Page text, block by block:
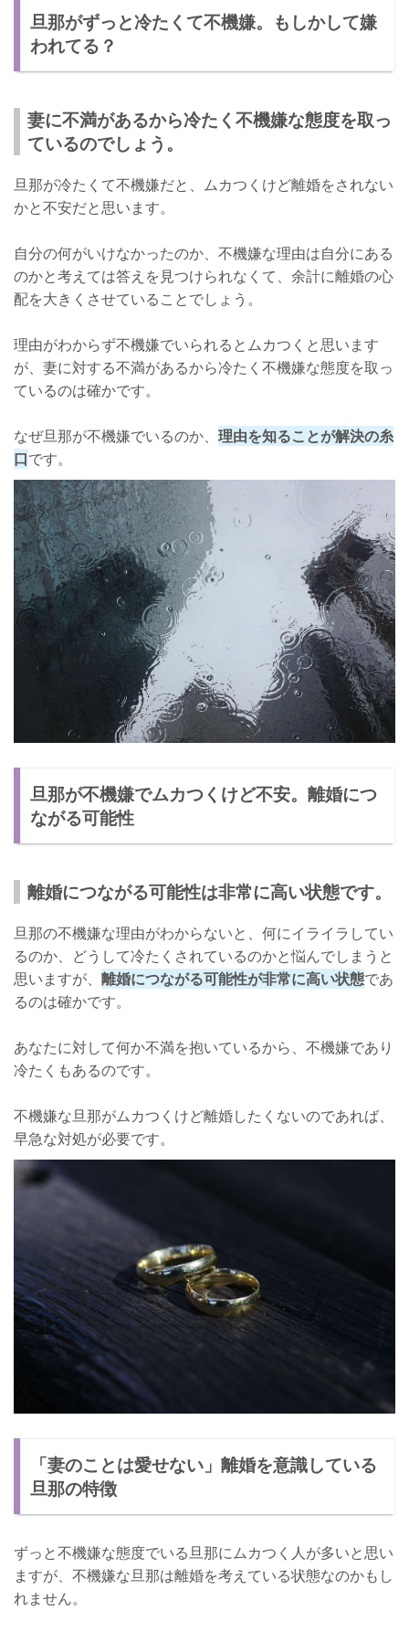
妻として、居心地のいい場所を作れているか確認して
旦那がずっと冷たくて不機嫌。もしかして嫌
われてる？
妻に不満があるから冷たく不機嫌な態度を取っ
ているのでしょう。
旦那が冷たくて不機嫌だと、ムカつくけど離婚をされない
かと不安だと思います。
自分の何がいけなかったのか、不機嫌な理由は自分にある
のかと考えては答えを見つけられなくて、余計に離婚の心
配を大きくさせていることでしょう。
理由がわからず不機嫌でいられるとムカつくと思います
が、妻に対する不満があるから冷たく不機嫌な態度を取っ
ているのは確かです。
なぜ旦那が不機嫌でいるのか、 理由を知ることが解決の糸
口です。
旦那が不機嫌でムカつくけど不安。離婚につ
ながる可能性
離婚につながる可能性は非常に高い状態です。
旦那の不機嫌な理由がわからないと、何にイライラしてい
るのか、どうして冷たくされているのかと悩んでしまうと
思いますが、 離婚につながる可能性が非常に高い状態であ
るのは確かです。
あなたに対して何か不満を抱いているから、不機嫌であり
冷たくもあるのです。
不機嫌な旦那がムカつくけど離婚したくないのであれば、
早急な対処が必要です。
「妻のことは愛せない」離婚を意識している
旦那の特徴
ずっと不機嫌な態度でいる旦那にムカつく人が多いと思い
ますが、不機嫌な旦那は離婚を考えている状態なのかもし
れません。